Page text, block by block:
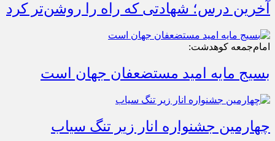
آخرین درس؛ شهادتی که راه را روشن‌تر کرد
امام‌جمعه کوهدشت:
بسیج مایه امید مستضعفان جهان است
چهارمین جشنواره انار زیر تنگ سیاب